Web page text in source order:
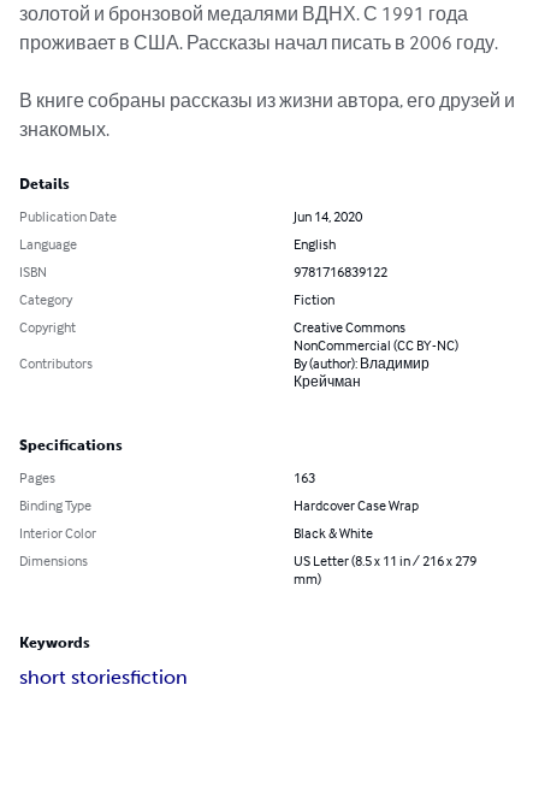
золотой и бронзовой медалями ВДНХ. С 1991 года
проживает в США. Рассказы начал писать в 2006 году.
В книге собраны рассказы из жизни автора, его друзей и
знакомых.
Details
Publication Date
Jun 14, 2020
Language
English
ISBN
9781716839122
Category
Fiction
Copyright
Creative Commons
NonCommercial (CC BY-NC)
Contributors
By (author): Владимир
Крейчман
Specifications
Pages
163
Binding Type
Hardcover Case Wrap
Interior Color
Black & White
Dimensions
US Letter (8.5 x 11 in / 216 x 279
mm)
Keywords
short storiesfiction